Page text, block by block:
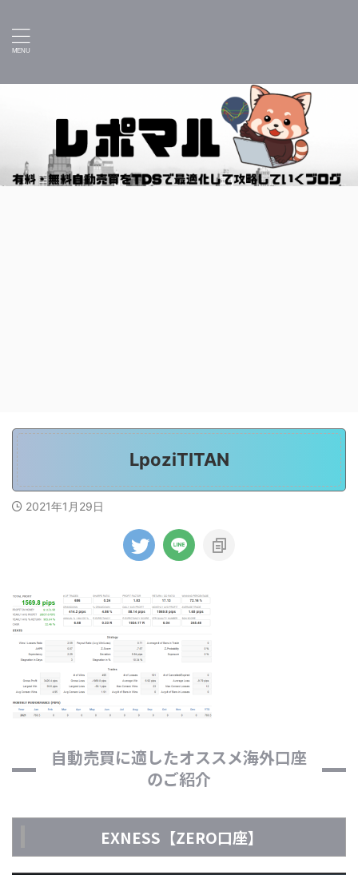
LpoziTITAN
2021年1月29日
自動売買に適したオススメ海外口座
のご紹介
EXNESS【ZERO口座】